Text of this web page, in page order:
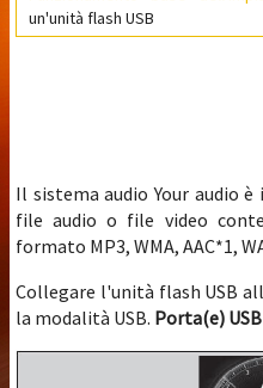
un'unità flash USB
Il sistema audio Your audio
file audio o file video
formato MP3, WMA, AAC*1,
Collegare l'unità flash USB
la modalità USB. Porta(e) USB